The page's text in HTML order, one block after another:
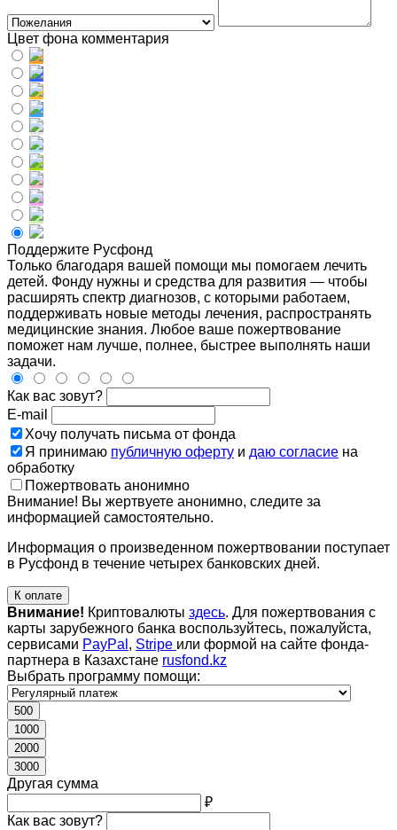
Цвет фона комментария
Поддержите Русфонд
Только благодаря вашей помощи мы помогаем лечить
детей. Фонду нужны и средства для развития — чтобы
расширять спектр диагнозов, с которыми работаем,
поддерживать новые методы лечения, распространять
медицинские знания. Любое ваше пожертвование
поможет нам лучше, полнее, быстрее выполнять наши
задачи.
Как вас зовут?
E-mail
Хочу получать письма от фонда
Я принимаю публичную оферту и даю согласие на
обработку
Пожертвовать анонимно
Внимание! Вы жертвуете анонимно, следите за
информацией самостоятельно.
Информация о произведенном пожертвовании поступает
в Русфонд в течение четырех банковских дней.
К оплате
Внимание! Криптовалюты здесь. Для пожертвования с
карты зарубежного банка воспользуйтесь, пожалуйста,
сервисами PayPal , Stripe или формой на сайте фонда-
партнера в Казахстане rusfond.kz
Выбрать программу помощи:
500
1000
2000
3000
Другая сумма
₽
Как вас зовут?